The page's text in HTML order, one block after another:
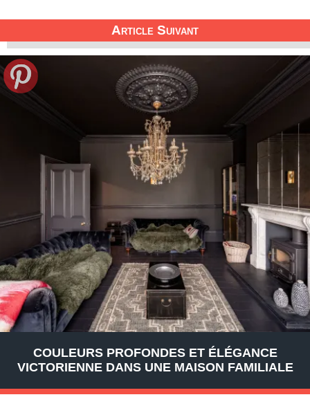
Article Suivant
COULEURS PROFONDES ET ÉLÉGANCE
VICTORIENNE DANS UNE MAISON FAMILIALE